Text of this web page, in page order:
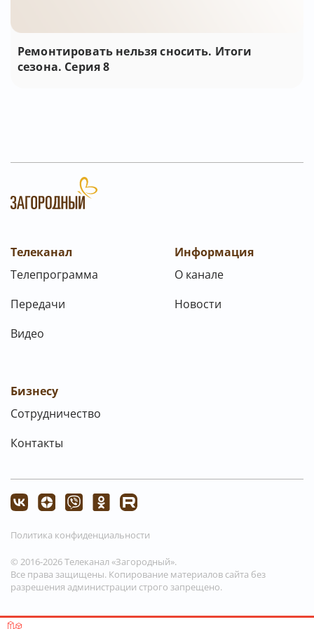
Ремонтировать нельзя сносить. Итоги
сезона. Серия 8
Телеканал
Телепрограмма
Передачи
Видео
Информация
О канале
Новости
Бизнесу
Сотрудничество
Контакты
© 2016-2026 Телеканал «Загородный».
Все права защищены. Копирование материалов сайта без
разрешения администрации строго запрещено.
Политика конфиденциальности